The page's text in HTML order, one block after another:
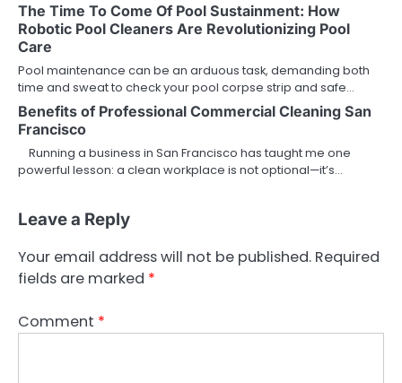
The Time To Come Of Pool Sustainment: How
Robotic Pool Cleaners Are Revolutionizing Pool
Care
Pool maintenance can be an arduous task, demanding both
time and sweat to check your pool corpse strip and safe…
Benefits of Professional Commercial Cleaning San
Francisco
Running a business in San Francisco has taught me one
powerful lesson: a clean workplace is not optional—it’s…
Leave a Reply
Your email address will not be published. Required
fields are marked *
Comment *